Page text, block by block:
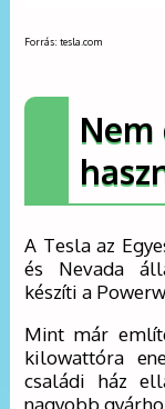
Forrás: tesla.com
A Tesla az
és Nevada
készíti a
Mint már
kilowattóra
családi ház
nagyobb